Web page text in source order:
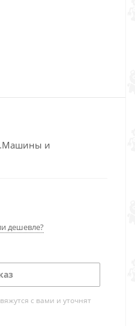
и
дешевле?
с вами и уточнят